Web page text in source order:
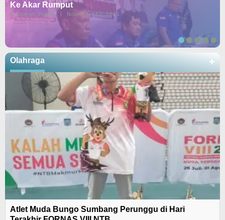
Ke Akar Rumput
In Daerah, Politik November 12, 2025
Olahraga +
Atlet Muda Bungo Sumbang Perunggu di Hari